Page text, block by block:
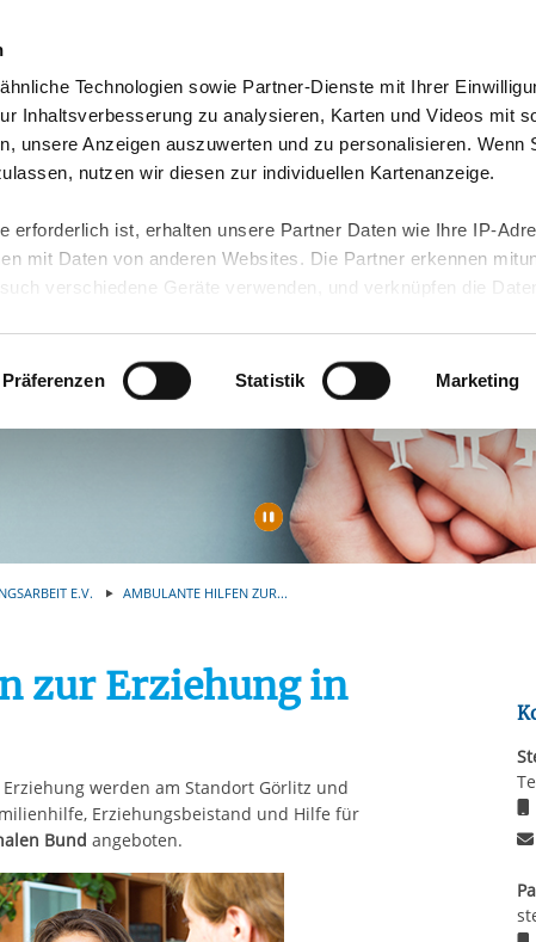
Technologien sowie Partner-Dienste mit Ihrer
Inhaltsverbesserung zu analysieren, Karten und Videos mit
unsere Anzeigen auszuwerten und zu personalisieren. Wenn
nutzen wir diesen zur individuellen Kartenanzeige.
erforderlich ist, erhalten unsere Partner Daten wie Ihre IP-
mit Daten von anderen Websites. Die Partner erkennen
verschiedene Geräte verwenden, und verknüpfen die Daten
Daten führen kann.
unserenDatenschutzhinweisenund in unsererCookie-
Funktionen für diese Zwecke aktiviert sind, müssen Sie
können mittels nachfolgender Buttons über Ihre Einwilligung für
erteilte Einwilligung stets für die Zukunft widerrufen. Bitte
sich nicht auf notwendige Cookies, die erforderlich zur
und somit gewünschten Website-Funktionen sind. Diese
und daher unabhängig von einer Einwilligung.
Präferenzen Statistik Marketing
& Angebote Presse & Themen Jobs & Karriere
Automatische
E.V. AMBULANTE HILFEN ZUR...
zur Erziehung in
werden am Standort Görlitz und
Erziehungsbeistand und Hilfe für
Bund angeboten.